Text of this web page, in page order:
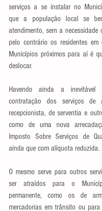
serviços a se instalar no
que a população local se
atendimento, sem a necessidade
pelo contrário os residentes em
Municípios próximos para aí é
deslocar.
Havendo ainda a inevitável
contratação dos serviços de
recepcionista, de serventia e
como de uma nova
Imposto Sobre Serviços de
ainda que com alíquota reduzida.
O mesmo serve para outros
ser atraídos para o
permanente, como os de
mercadorias em trânsito ou